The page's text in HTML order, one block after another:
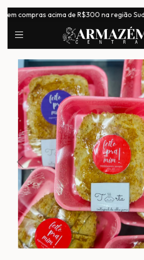
acima de R$300 na região Sudeste